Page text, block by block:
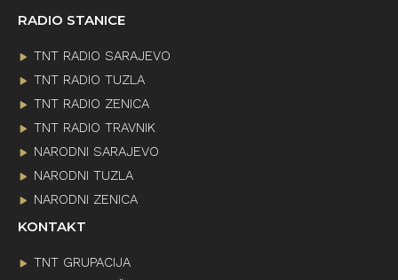
RADIO STANICE
TNT RADIO SARAJEVO
TNT RADIO TUZLA
TNT RADIO ZENICA
TNT RADIO TRAVNIK
NARODNI SARAJEVO
NARODNI TUZLA
NARODNI ZENICA
KONTAKT
TNT GRUPACIJA